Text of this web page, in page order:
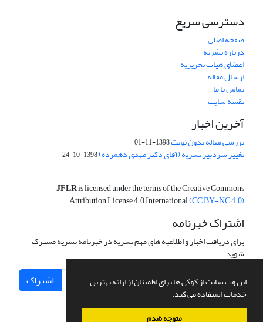
این وب سایت از کوکی ها برای اطمینان از ارائه بهترین
خدمات استفاده می کند.
متوجه شدم
دسترسی سریع
صفحه اصلی
درباره نشریه
اعضای هیات تحریریه
ارسال مقاله
تماس با ما
نقشه سایت
آخرین اخبار
بررسی مقاله بدون نوبت1398-11-01
تغییر سردبیر نشریه (آقای دکتر مهدی دهمرده)1398-10-24
JFLRis licensed under the terms of the Creative Commons
Attribution License 4.0 International(CC BY-NC 4.0)
اشتراک خبرنامه
برای دریافت اخبار و اطلاعیه های مهم نشریه در خبرنامه نشریه مشترک
شوید.
اشتراک